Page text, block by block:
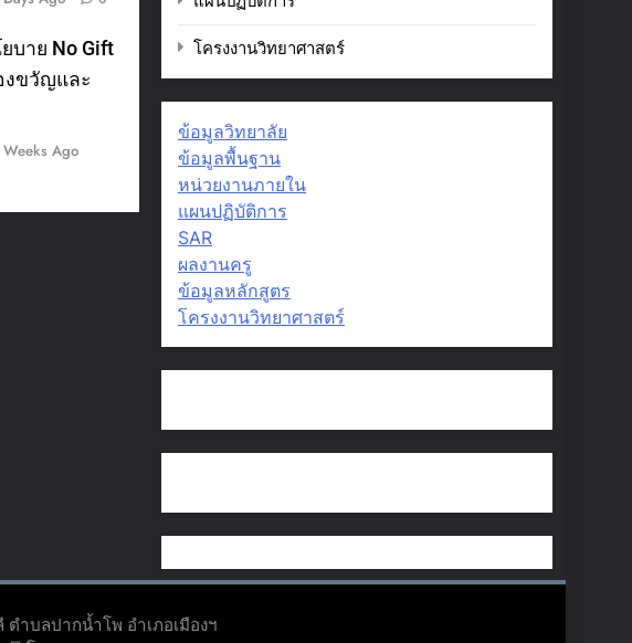
บาย No Gift
งขวัญและ
Ago
โครงงานวิทยาศาสตร์
ข้อมูลวิทยาลัย
ข้อมูลพื้นฐาน
หน่วยงานภายใน
แผนปฏิบัติการ
SAR
ผลงานครู
ข้อมูลหลักสูตร
โครงงานวิทยาศาสตร์
ำบลปากน้ำโพ อำเภอเมืองฯ